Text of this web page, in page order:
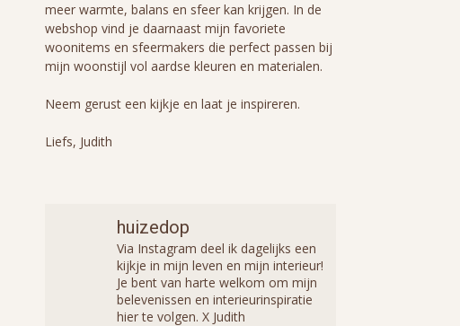
meer warmte, balans en sfeer kan krijgen. In de
webshop vind je daarnaast mijn favoriete
woonitems en sfeermakers die perfect passen bij
mijn woonstijl vol aardse kleuren en materialen.
Neem gerust een kijkje en laat je inspireren.
Liefs, Judith
huizedop
Via Instagram deel ik dagelijks een
kijkje in mijn leven en mijn interieur!
Je bent van harte welkom om mijn
belevenissen en interieurinspiratie
hier te volgen. X Judith